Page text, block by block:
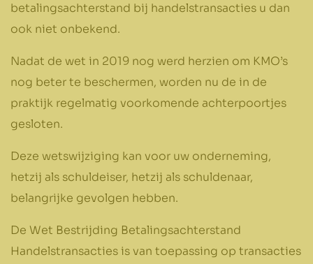
betalingsachterstand bij handelstransacties u dan
ook niet onbekend.
Nadat de wet in 2019 nog werd herzien om KMO’s
nog beter te beschermen, worden nu de in de
praktijk regelmatig voorkomende achterpoortjes
gesloten.
Deze wetswijziging kan voor uw onderneming,
hetzij als schuldeiser, hetzij als schuldenaar,
belangrijke gevolgen hebben.
De Wet Bestrijding Betalingsachterstand
Handelstransacties is van toepassing op transacties